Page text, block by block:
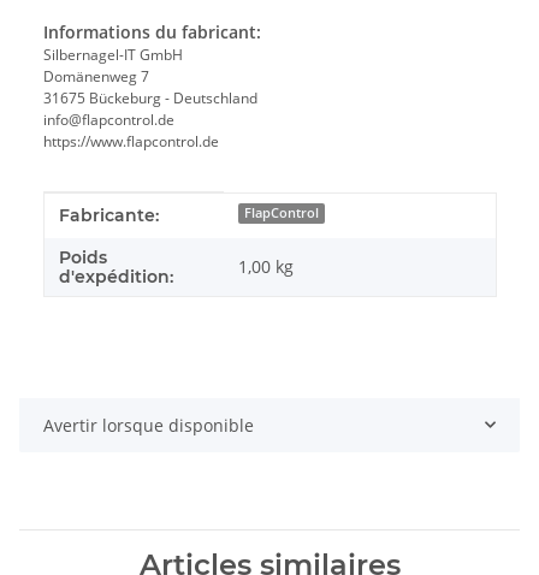
Informations du fabricant:
Silbernagel-IT GmbH
Domänenweg 7
31675 Bückeburg - Deutschland
info@flapcontrol.de
https://www.flapcontrol.de
#productDetails.itemInformation#
#productDetails.itemValue#
Fabricante: FlapControl
Poids
d'expédition:
1,00 kg
Avertir lorsque disponible
Articles similaires